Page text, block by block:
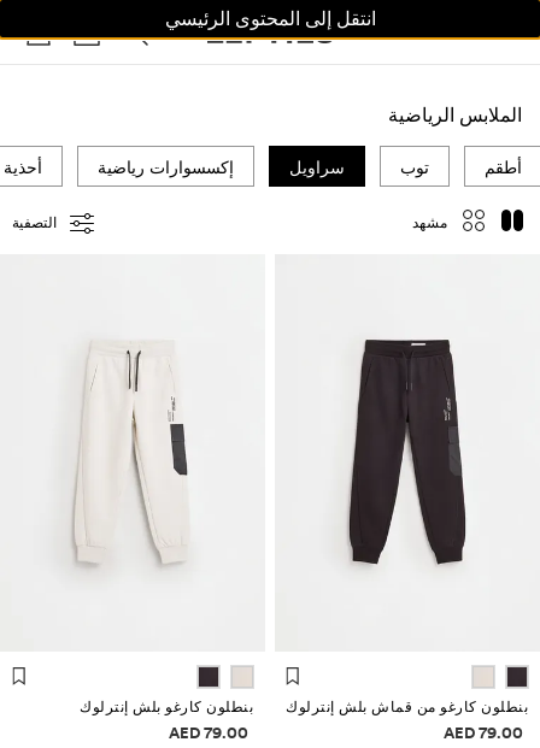
انتقل إلى المحتوى الرئيسي
الملابس الرياضية
مشهد التصفية
أطقم توب سراويل إكسسوارات رياضية أحذية
بنطلون كارغو من قماش بلش إنترلوك
معلومات الأسعار
79.00 AED
بنطلون كارغو بلش إنترلوك
معلومات الأسعار
79.00 AED